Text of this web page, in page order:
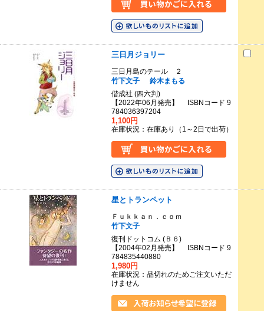
三日月ジョリー
三日月島のテール ２
竹下文子
鈴木まもる
偕成社 (四六判)
【2022年06月発売】 ISBNコード 9
784036397204
1,100円
在庫状況：在庫あり（1～2日で出荷）
星とトランペット
Ｆｕｋｋａｎ．ｃｏｍ
竹下文子
復刊ドットコム (Ｂ６)
【2004年02月発売】 ISBNコード 9
784835440880
1,980円
在庫状況：品切れのためご注文いただ
けません